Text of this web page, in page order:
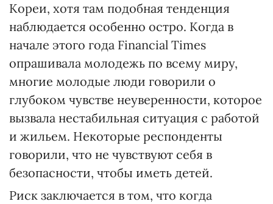
Кореи, хотя там подобная тенденция
наблюдается особенно остро. Когда в
начале этого года Financial Times
опрашивала молодежь по всему миру,
многие молодые люди говорили о
глубоком чувстве неуверенности, которое
вызвала нестабильная ситуация с работой
и жильем. Некоторые респонденты
говорили, что не чувствуют себя в
безопасности, чтобы иметь детей.
Риск заключается в том, что когда